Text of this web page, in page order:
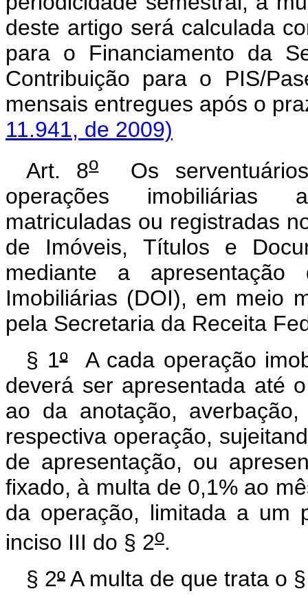
deste artigo será calculada
para o Financiamento da
Contribuição para o PIS/
mensais entregues
11.941, de 2009)
Art. 8oOs
operações imobiliárias
matriculadas ou registradas
de Imóveis, Títulos e
mediante a apresentação
Imobiliárias (DOI), em meio
pela Secretaria da Receita
§ 1ºA cada operação
deverá ser apresentada até
ao da anotação,
respectiva operação,
de apresentação, ou
fixado, à multa de 0,1% ao
da operação, limitada a um
inciso III do § 2o.
§ 2ºA multa de que trata o